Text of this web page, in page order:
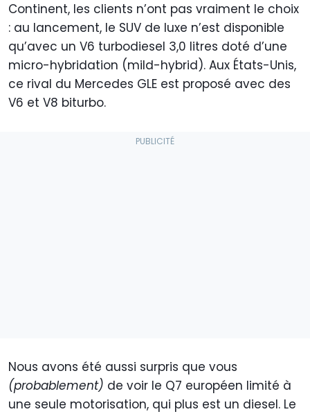
Continent, les clients n’ont pas vraiment le choix
: au lancement, le SUV de luxe n’est disponible
qu’avec un V6 turbodiesel 3,0 litres doté d’une
micro-hybridation (mild-hybrid). Aux États-Unis,
ce rival du Mercedes GLE est proposé avec des
V6 et V8 biturbo.
Nous avons été aussi surpris que vous
(probablement) de voir le Q7 européen limité à
une seule motorisation, qui plus est un diesel. Le